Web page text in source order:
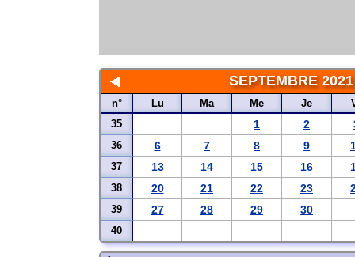
SEPTEMBRE 2021
n° Lu Ma Me Je
35
1 2
36 6 7 8 9
37 13 14 15 16
38 20 21 22 23
39 27 28 29 30
40